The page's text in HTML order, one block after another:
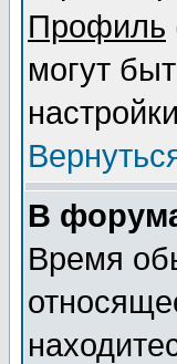
Профиль
могут
настройки
В
Время